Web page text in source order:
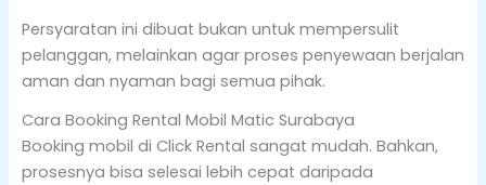
Persyaratan ini dibuat bukan untuk mempersulit
pelanggan, melainkan agar proses penyewaan berjalan
aman dan nyaman bagi semua pihak.
Cara Booking Rental Mobil Matic Surabaya
Booking mobil di Click Rental sangat mudah. Bahkan,
prosesnya bisa selesai lebih cepat daripada